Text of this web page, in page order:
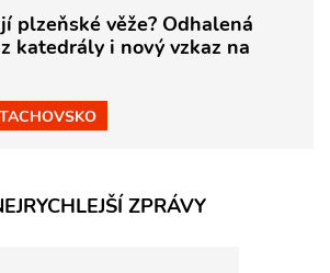
plzeňské věže? Odhalená
katedrály i nový vzkaz na
TACHOVSKO
ZPRÁVY